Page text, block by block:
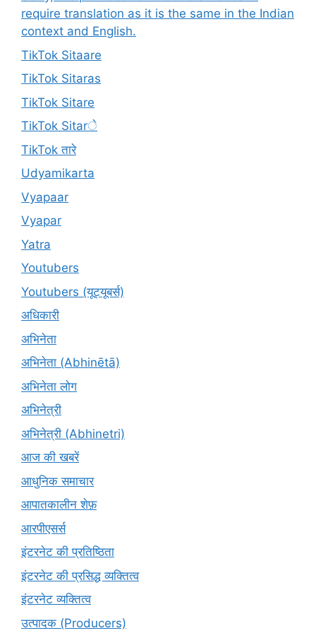
require translation as it is the same in the Indian
context and English.
TikTok Sitaare
TikTok Sitaras
TikTok Sitare
TikTok Sitarे
TikTok तारे
Udyamikarta
Vyapaar
Vyapar
Yatra
Youtubers
Youtubers (यूट्यूबर्स)
अधिकारी
अभिनेता
अभिनेता (Abhinētā)
अभिनेता लोग
अभिनेत्री
अभिनेत्री (Abhinetri)
आज की खबरें
आधुनिक समाचार
आपातकालीन शेफ़
आरपीएसर्स
इंटरनेट की प्रतिष्ठिता
इंटरनेट की प्रसिद्ध व्यक्तित्व
इंटरनेट व्यक्तित्व
उत्पादक (Producers)